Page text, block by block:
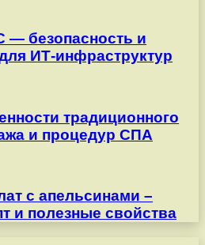
— безопасность и
ИТ-инфраструктур
традиционного
и процедур СПА
с апельсинами –
и полезные свойства